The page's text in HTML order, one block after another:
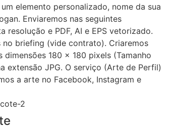
elemento personalizado, nome da sua
Enviaremos nas seguintes
resolução e PDF, AI e EPS vetorizado.
no briefing (vide contrato). Criaremos
180 x 180 pixels (Tamanho
extensão JPG. O serviço (Arte de Perfil)
a arte no Facebook, Instagram e